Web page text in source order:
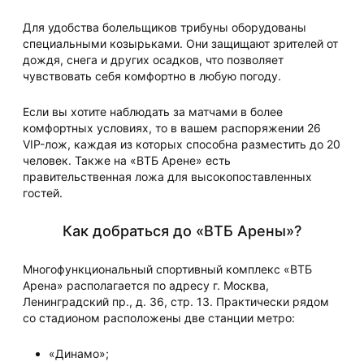
Для удобства болельщиков трибуны оборудованы
специальными козырьками. Они защищают зрителей от
дождя, снега и других осадков, что позволяет
чувствовать себя комфортно в любую погоду.
Если вы хотите наблюдать за матчами в более
комфортных условиях, то в вашем распоряжении 26
VIP-лож, каждая из которых способна разместить до 20
человек. Также на «ВТБ Арене» есть
правительственная ложа для высокопоставленных
гостей.
Как добраться до «ВТБ Арены»?
Многофункциональный спортивный комплекс «ВТБ
Арена» располагается по адресу г. Москва,
Ленинградский пр., д. 36, стр. 13. Практически рядом
со стадионом расположены две станции метро:
«Динамо»;